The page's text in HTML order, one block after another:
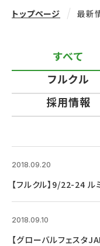
トップページ 最新
すべて
フルクル
採用情報
2018.09.20
【フルクル】9/22-24
2018.09.10
【グローバルフェスタ